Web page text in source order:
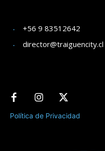
+56 9 83512642
director@traiguencity.cl
Política de Privacidad